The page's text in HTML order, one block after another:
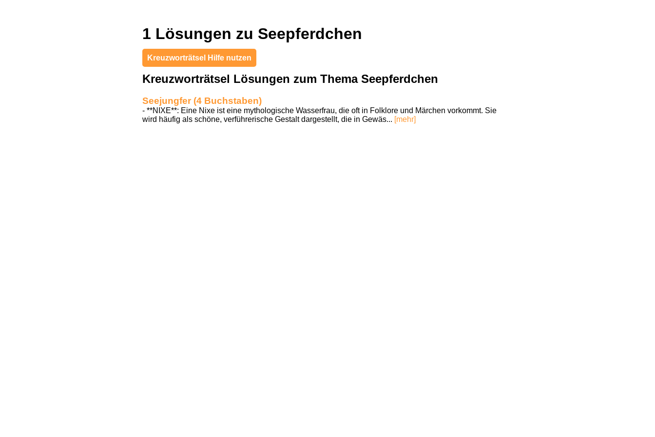
1 Lösungen zu Seepferdchen
Kreuzworträtsel Hilfe nutzen
Kreuzworträtsel Lösungen zum Thema Seepferdchen
Seejungfer (4 Buchstaben)
- **NIXE**: Eine Nixe ist eine mythologische Wasserfrau, die oft in Folklore und Märchen vorkommt. Sie
wird häufig als schöne, verführerische Gestalt dargestellt, die in Gewäs... [mehr]